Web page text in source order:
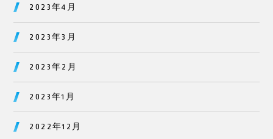
2023年4月
2023年3月
2023年2月
2023年1月
2022年12月